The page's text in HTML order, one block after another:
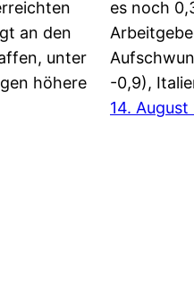
an den
unter
höhere
es noch
-0,9),
14. August